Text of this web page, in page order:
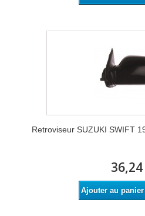
Retroviseur SUZUKI SWIFT
Ajouter au panier